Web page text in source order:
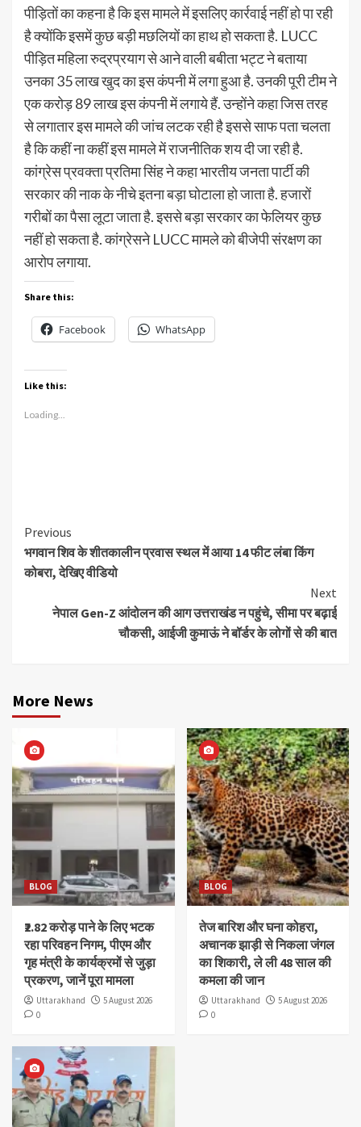
पीड़ितों का कहना है कि इस मामले में इसलिए कार्रवाई नहीं हो पा रही
है क्योंकि इसमें कुछ बड़ी मछलियों का हाथ हो सकता है. LUCC
पीड़ित महिला रुद्रप्रयाग से आने वाली बबीता भट्ट ने बताया
उनका 35 लाख खुद का इस कंपनी में लगा हुआ है. उनकी पूरी टीम ने
एक करोड़ 89 लाख इस कंपनी में लगाये हैं. उन्होंने कहा जिस तरह
से लगातार इस मामले की जांच लटक रही है इससे साफ पता चलता
है कि कहीं ना कहीं इस मामले में राजनीतिक शय दी जा रही है.
कांग्रेस प्रवक्ता प्रतिमा सिंह ने कहा भारतीय जनता पार्टी की
सरकार की नाक के नीचे इतना बड़ा घोटाला हो जाता है. हजारों
गरीबों का पैसा लूटा जाता है. इससे बड़ा सरकार का फेलियर कुछ
नहीं हो सकता है. कांग्रेसने LUCC मामले को बीजेपी संरक्षण का
आरोप लगाया.
Share this:
Facebook WhatsApp
Like this:
Loading...
Continue
Reading
Previous
भगवान शिव के शीतकालीन प्रवास स्थल में आया 14 फीट लंबा किंग
कोबरा, देखिए वीडियो
Next
नेपाल Gen-Z आंदोलन की आग उत्तराखंड न पहुंचे, सीमा पर बढ़ाई
चौकसी, आईजी कुमाऊं ने बॉर्डर के लोगों से की बात
More News
BLOG
₹2.82 करोड़ पाने के लिए भटक
रहा परिवहन निगम, पीएम और
गृह मंत्री के कार्यक्रमों से जुड़ा
प्रकरण, जानें पूरा मामला
Uttarakhand
5 August 2026
0
BLOG
तेज बारिश और घना कोहरा,
अचानक झाड़ी से निकला जंगल
का शिकारी, ले ली 48 साल की
कमला की जान
Uttarakhand
5 August 2026
0